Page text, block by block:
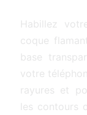
Habillez
coque
base
votre
rayures et
les contours